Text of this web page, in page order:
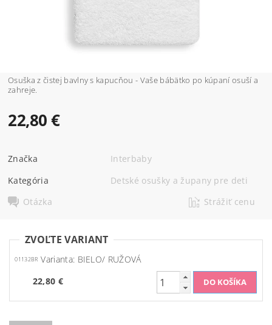
Osuška z čistej bavlny s kapucňou - Vaše bábätko po kúpaní osuší a
zahreje.
22,80 €
Značka
Interbaby
Kategória
Detské osušky a župany pre deti
Otázka
Strážiť cenu
ZVOĽTE VARIANT
01132BR Varianta: BIELO/ RUŽOVÁ
22,80 €